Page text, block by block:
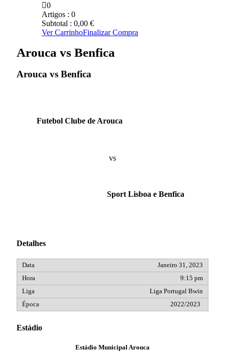
0
Artigos : 0
Subtotal : 0,00 €
Ver CarrinhoFinalizar Compra
Arouca vs Benfica
Arouca vs Benfica
Futebol Clube de Arouca
vs
Sport Lisboa e Benfica
Detalhes
Janeiro 31, 2023
9:15 pm
Liga Portugal Bwin
2022/2023
Estádio
Estádio Municipal Arouca